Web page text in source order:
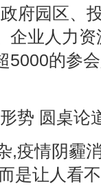
府园区、
企业人力
5000的参
势 圆桌论
,疫情阴霾
是让人看